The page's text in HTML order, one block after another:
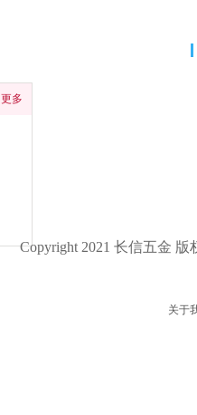
更多
Copyright 2021 长信五金
关于